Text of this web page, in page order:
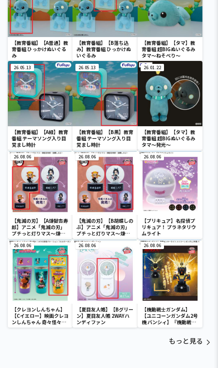
【教育番組】【A普通】教
育番組 ひっかけぬいぐる
み
【教育番組】【B落ち込
み】教育番組 ひっかけぬ
いぐるみ
【教育番組】【タマ】教
育番組 超BIGぬいぐるみ
タマ～ねそべり～
26.05.13
【教育番組】【A緑】教育
番組 テーマソング入り目
覚まし時計
26.05.13
【教育番組】【B黒】教育
番組 テーマソング入り目
覚まし時計
26.01.22
【教育番組】【タマ】教
育番組 超BIGぬいぐるみ
タマ～発光～
26.08.06
【鬼滅の刃】【A煉獄杏寿
郎】アニメ「鬼滅の刃」
プチっと灯りマス～煉獄
杏寿郎・胡蝶しのぶ～
26.08.06
【鬼滅の刃】【B胡蝶しの
ぶ】アニメ「鬼滅の刃」
プチっと灯りマス～煉獄
杏寿郎・胡蝶しのぶ～
26.08.06
【プリキュア】名探偵プ
リキュア！ プラネタリウ
ムライト
26.08.06
【クレヨンしんちゃん】
【Cイエロー】映画クレヨ
ンしんちゃん 奇々怪々！
オラの妖怪バケ～ション
26.08.06
【夏目友人帳】【Bグリー
ン】夏目友人帳 2WAYハ
ンディファン
26.08.06
【機動戦士ガンダム】
【ユニコーンガンダム2号
機 バンシィ】『機動戦士
ガンダムUC』 胸像センサ
ダム2号機 バンシィ（デ
もっと見る